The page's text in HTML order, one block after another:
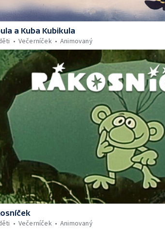
a Kuba Kubikula
Večerníček Animovaný
Večerníček Animovaný